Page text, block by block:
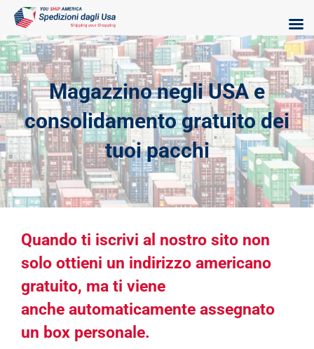
Skip
to
content
Magazzino negli USA e
consolidamento gratuito dei
tuoi pacchi
Quando ti iscrivi al nostro sito non
solo ottieni un indirizzo americano
gratuito, ma ti viene
anche automaticamente assegnato
un box personale.